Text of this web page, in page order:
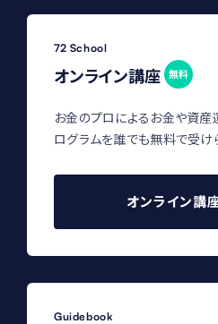
72 School
オンライン講座 無料
お金のプロによるお金や資
ログラムを誰でも無料で受け
オンライン講
Guidebook